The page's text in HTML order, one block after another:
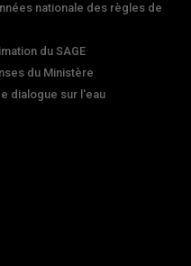
nationale des règles de
du SAGE
du Ministère
dialogue sur l'eau